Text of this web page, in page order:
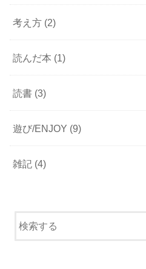
考え方 (2)
読んだ本 (1)
読書 (3)
遊び/ENJOY (9)
雑記 (4)